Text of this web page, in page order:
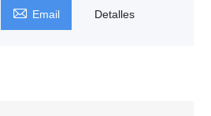
 Email Detalles